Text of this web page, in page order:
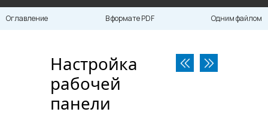
Оглавление В формате PDF Одним файлом
Настройка
рабочей
панели